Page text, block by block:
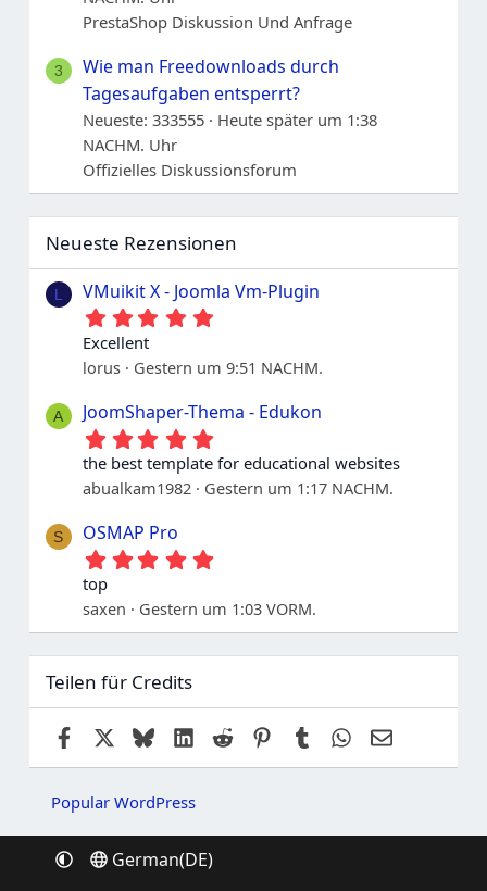
PrestaShop Diskussion Und Anfrage
3
Wie man Freedownloads durch
Tagesaufgaben entsperrt?
Neueste: 333555
Heute später um 1:38
NACHM. Uhr
Offizielles Diskussionsforum
Neueste Rezensionen
L VMuikit X - Joomla Vm-Plugin
0
t
e
n
e
Excellent
lorus
Gestern um 9:51 NACHM.
A JoomShaper-Thema - Edukon
.
0
0
e
the best template for educational websites
abualkam1982
Gestern um 1:17 NACHM.
S OSMAP Pro
0
S
t
n
e
top
saxen
Gestern um 1:03 VORM.
Teilen für Credits
FacebookBlueskyLinkedIn
Reddit Pinterest
Tumblr WhatsApp
E-Mail
Popular WordPress
German(DE)